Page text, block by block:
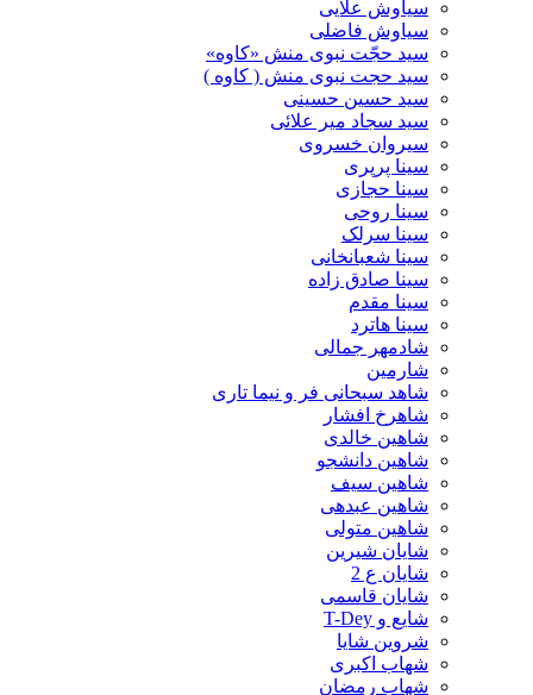
سیاوش علایی
سیاوش فاضلی
سید حجّت نبوی منش «کاوه»
سید حجت نبوی منش ( کاوه )
سید حسین حسینى
سید سجاد میر علائی
سیروان خسروی
سینا پرپری
سینا حجازی
سینا روحی
سینا سرلک
سینا شعبانخانی
سینا صادق زاده
سینا مقدم
سینا هاترد
شادمهر جمالی
شارمین
شاهد سبحانی فر و نیما تاری
شاهرخ افشار
شاهین خالدی
شاهین دانشجو
شاهین سیف
شاهین عبدهی
شاهین متولی
شایان شیرین
شایان ع 2
شایان قاسمی
شایع و T-Dey
شروین شایا
شهاب اکبری
شهاب رمضان